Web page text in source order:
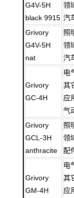
G4V-5H
black 9915
领
汽
Grivory
G4V-5H
nat
照
领
汽
Grivory
GC-4H
电
其
应
气
Grivory
GCL-3H
anthracite
照
领
配
Grivory
GM-4H
电
其
应